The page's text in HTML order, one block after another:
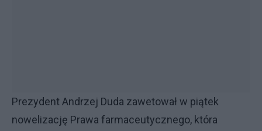
Prezydent Andrzej Duda zawetował w piątek
nowelizację Prawa farmaceutycznego, która